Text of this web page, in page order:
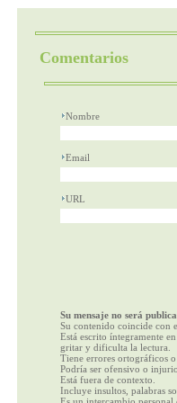
Comentarios
Nombre
Email
URL
Su mensaje no será
Su contenido coincide con
Está escrito íntegramente
gritar y dificulta la lectura.
Tiene errores ortográficos o
Podría ser ofensivo o
Está fuera de contexto.
Incluye insultos, palabras